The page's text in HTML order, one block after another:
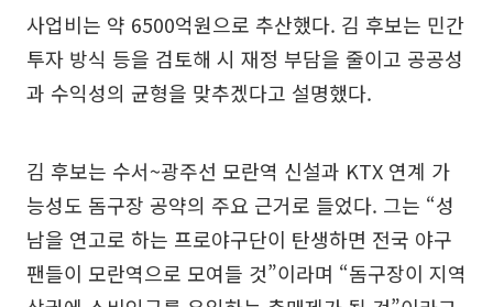
사업비는 약 6500억원으로 추산했다. 김 후보는 민간
투자 방식 등을 검토해 시 재정 부담을 줄이고 공공성
과 수익성의 균형을 맞추겠다고 설명했다.
김 후보는 수서~광주선 모란역 신설과 KTX 연계 가
능성도 돔구장 공약의 주요 근거로 들었다. 그는 “성
남을 연고로 하는 프로야구단이 탄생하면 전국 야구
팬들이 모란역으로 모여들 것”이라며 “돔구장이 지역